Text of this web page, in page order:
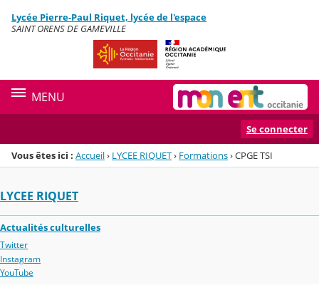
Menu de la rubrique
Contenu
Lycée Pierre-Paul Riquet, lycée de l'espace
SAINT ORENS DE GAMEVILLE
MENU
Se connecter
Vous êtes ici : Accueil› LYCEE RIQUET› Formations›CPGE TSI
LYCEE RIQUET
Actualités culturelles
Twitter
Instagram
YouTube